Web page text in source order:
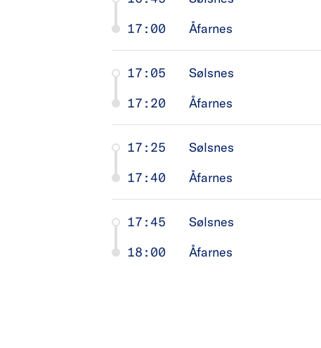
17:00
Åfarnes
17:05
Sølsnes
17:20
Åfarnes
17:25
Sølsnes
17:40
Åfarnes
17:45
Sølsnes
18:00
Åfarnes